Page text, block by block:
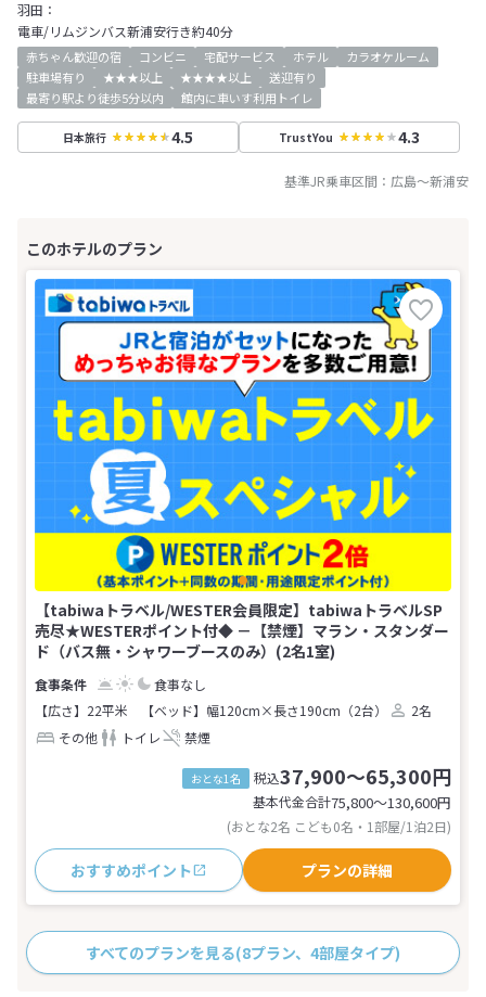
羽田：
電車/リムジンバス新浦安行き約40分
赤ちゃん歓迎の宿 コンビニ 宅配サービス ホテル
カラオケルーム
駐車場有り
★★★以上 ★★★★以上
送迎有り
最寄り駅より徒歩5分以内
館内に車いす利用トイレ
日本旅行 4.5 TrustYou 4.3
基準JR乗車区間： 広島～新浦安
【tabiwaトラベル/WESTER会員限定】tabiwaトラベルSP
売尽★WESTERポイント付◆ －【禁煙】マラン・スタンダー
ド（バス無・シャワーブースのみ）(2名1室)
食事なし
【広さ】22平米
【ベッド】幅120cm×長さ190cm（2台）
2名
その他
トイレ 禁煙
おとな1名 税込37,900～65,300円
基本代金合計75,800〜130,600円
(おとな2名 こども0名・1部屋/1泊2日)
おすすめポイント プランの詳細
すべてのプランを見る(8プラン、4部屋タイプ)